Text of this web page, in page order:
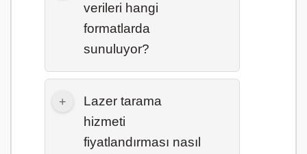
verileri hangi
formatlarda
sunuluyor?
Lazer tarama
hizmeti
fiyatlandırması nasıl